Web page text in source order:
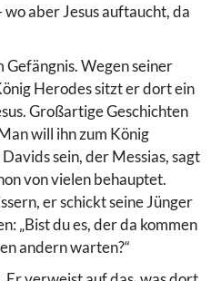
aber Jesus auftaucht, da
Wegen seiner
Herodes sitzt er dort ein
Großartige Geschichten
will ihn zum König
sein, der Messias, sagt
von vielen behauptet.
er schickt seine Jünger
„Bist du es, der da kommen
andern warten?“